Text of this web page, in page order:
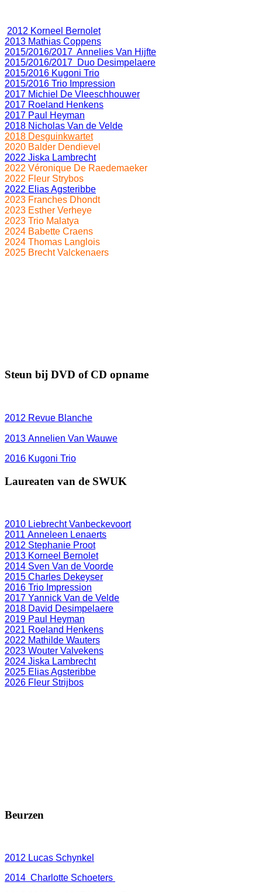
2012 Korneel Bernolet
2013 Mathias Coppens
2015/2016/2017 Annelies Van Hijfte
2015/2016/2017 Duo Desimpelaere
2015/2016 Kugoni Trio
2015/2016 Trio Impression
2017 Michiel De Vleeschhouwer
2017 Roeland Henkens
2017 Paul Heyman
2018 Nicholas Van de Velde
2018 Desguinkwartet
2020 Balder Dendievel
2022 Jiska Lambrecht
2022 Véronique De Raedemaeker
2022 Fleur Strybos
2022 Elias Agsteribbe
2023 Franches Dhondt
2023 Esther Verheye
2023 Trio Malatya
2024 Babette Craens
2024 Thomas Langlois
2025 Brecht Valckenaers
Steun bij DVD of CD opname
2012 Revue Blanche
2013 Annelien Van Wauwe
2016 Kugoni Trio
Laureaten van de SWUK
2010 Liebrecht Vanbeckevoort
2011 Anneleen Lenaerts
2012 Stephanie Proot
2013 Korneel Bernolet
2014 Sven Van de Voorde
2015 Charles Dekeyser
2016 Trio Impression
2017 Yannick Van de Velde
2018 David Desimpelaere
2019 Paul Heyman
2021 Roeland Henkens
2022 Mathilde Wauters
2023 Wouter Valvekens
2024 Jiska Lambrecht
2025 Elias Agsteribbe
2026 Fleur Strijbos
Beurzen
2012 Lucas Schynkel
2014 Charlotte Schoeters